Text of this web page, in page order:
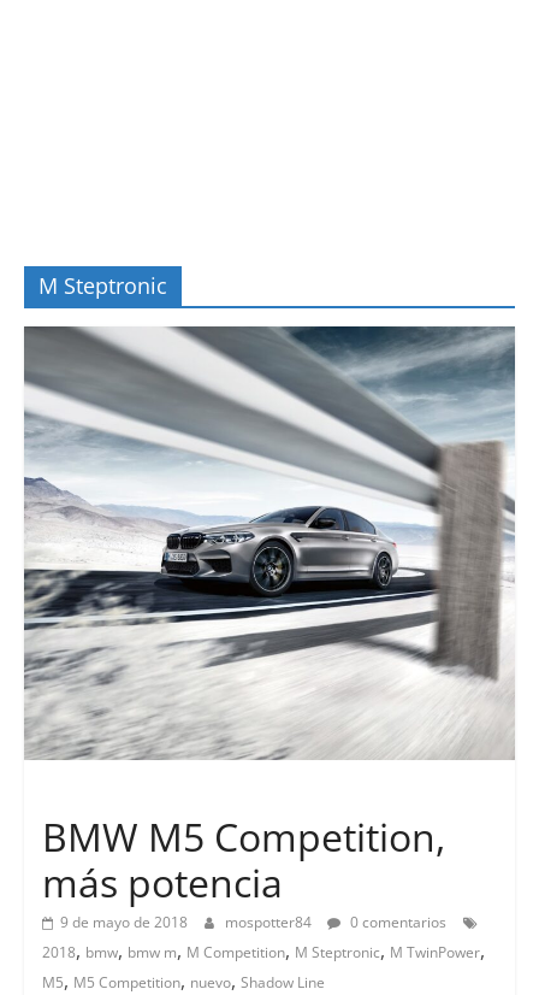
M Steptronic
BMW M5 Competition,
más potencia
9 de mayo de 2018 mospotter84
0 comentarios
2018, bmw, bmw m, M Competition, M Steptronic, M TwinPower,
M5, M5 Competition, nuevo, Shadow Line